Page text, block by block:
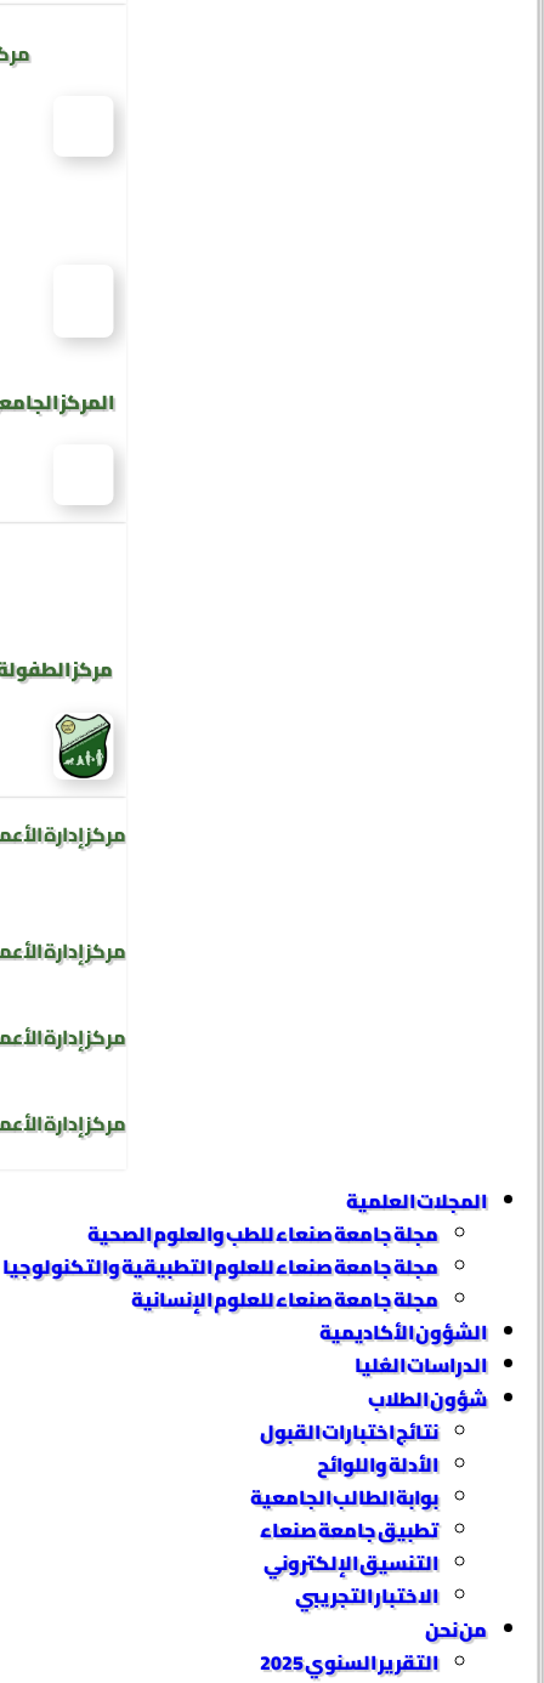
المركز
مركز
مركز إدارة
مركز إدارة
مركز إدارة
مركز إدارة
المجلات العلمية
مجلة جامعة صنعاء للطب والعلوم الصحية
مجلة جامعة صنعاء للعلوم التطبيقية والتكنولوجيا
مجلة جامعة صنعاء للعلوم الإنسانية
الشؤون الأكاديمية
الدراسات العُليا
شؤون الطلاب
نتائج اختبارات القبول
الأدلة واللوائح
بوابة الطالب الجامعية
تطبيق جامعة صنعاء
التنسيق الإلكتروني
الاختبار التجريبي
من نحن
التقرير السنوي 2025